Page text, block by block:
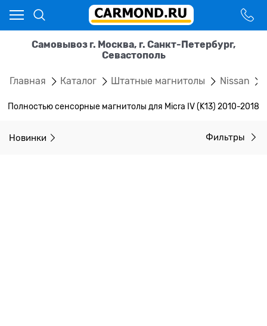
Самовывоз г. Москва, г. Санкт-Петербург,
Севастополь
Главная Каталог Штатные магнитолы Nissan
Полностью сенсорные магнитолы для Micra IV (K13) 2010-2018
Новинки Фильтры